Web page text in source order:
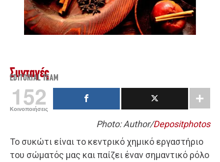
Συνταγές
EDITORIAL TEAM
152
Κοινοποιήσεις
Photo: Author/Depositphotos
Το συκώτι είναι το κεντρικό χημικό εργαστήριο
του σώματός μας και παίζει έναν σημαντικό ρόλο